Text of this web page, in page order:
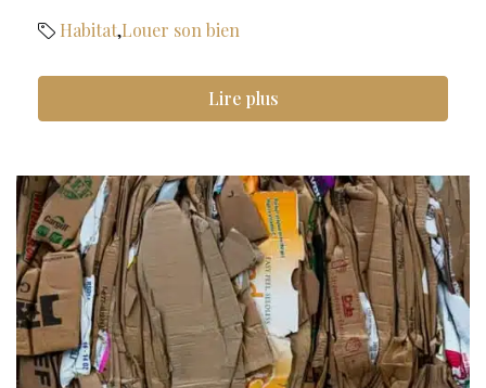
Habitat,Louer son bien
Lire plus